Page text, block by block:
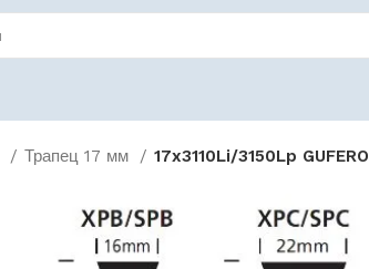
Трапец 17 мм 17x3110Li/3150Lp GUFERO